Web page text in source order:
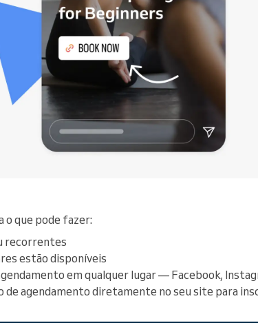
que pode fazer:
recorrentes
estão disponíveis
em qualquer lugar — Facebook,
agendamento diretamente no seu site para